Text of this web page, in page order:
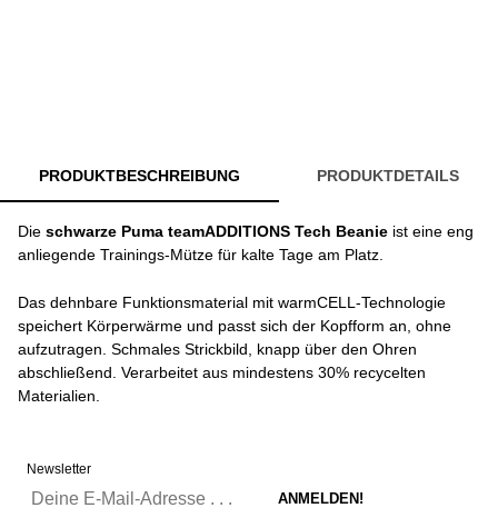
PRODUKTBESCHREIBUNG PRODUKTDETAILS
Die schwarze Puma teamADDITIONS Tech Beanie ist eine eng
anliegende Trainings-Mütze für kalte Tage am Platz.
Das dehnbare Funktionsmaterial mit warmCELL-Technologie
speichert Körperwärme und passt sich der Kopfform an, ohne
aufzutragen. Schmales Strickbild, knapp über den Ohren
abschließend. Verarbeitet aus mindestens 30% recycelten
Materialien.
Newsletter